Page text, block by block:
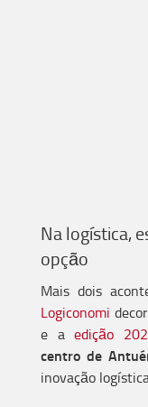
Na logística,
opção
Mais dois
Logiconomi
e aedição
centro de
inovação